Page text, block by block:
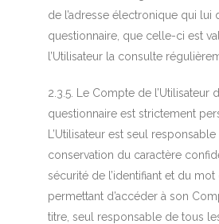
de l’adresse électronique qui lui
questionnaire, que celle-ci est
l’Utilisateur la consulte
2.3.5. Le Compte de l’Utilisateur
questionnaire est strictement
L’Utilisateur est seul
conservation du caractère
sécurité de l’identifiant et du mot
permettant d’accéder à son
titre, seul responsable de tous